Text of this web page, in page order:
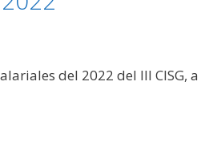
del 2022 del III CISG, a